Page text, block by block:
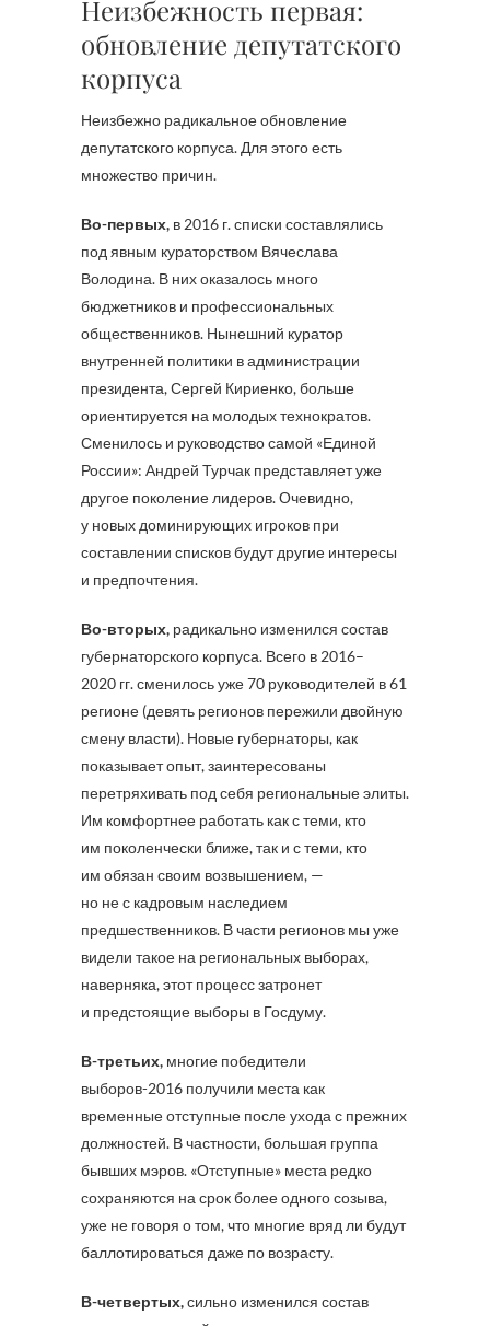
Неизбежность первая:
обновление депутатского
корпуса
Неизбежно радикальное обновление
депутатского корпуса. Для этого есть
множество причин.
Во-первых, в 2016 г. списки составлялись
под явным кураторством Вячеслава
Володина. В них оказалось много
бюджетников и профессиональных
общественников. Нынешний куратор
внутренней политики в администрации
президента, Сергей Кириенко, больше
ориентируется на молодых технократов.
Сменилось и руководство самой «Единой
России»: Андрей Турчак представляет уже
другое поколение лидеров. Очевидно,
у новых доминирующих игроков при
составлении списков будут другие интересы
и предпочтения.
Во-вторых, радикально изменился состав
губернаторского корпуса. Всего в 2016–
2020 гг. сменилось уже 70 руководителей в 61
регионе (девять регионов пережили двойную
смену власти). Новые губернаторы, как
показывает опыт, заинтересованы
перетряхивать под себя региональные элиты.
Им комфортнее работать как с теми, кто
им поколенчески ближе, так и с теми, кто
им обязан своим возвышением, —
но не с кадровым наследием
предшественников. В части регионов мы уже
видели такое на региональных выборах,
наверняка, этот процесс затронет
и предстоящие выборы в Госдуму.
В-третьих, многие победители
выборов-2016 получили места как
временные отступные после ухода с прежних
должностей. В частности, большая группа
бывших мэров. «Отступные» места редко
сохраняются на срок более одного созыва,
уже не говоря о том, что многие вряд ли будут
баллотироваться даже по возрасту.
В-четвертых,сильно изменился состав